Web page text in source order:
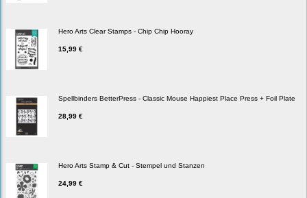
Hero Arts Clear Stamps - Chip Chip Hooray
15,99 €
Spellbinders BetterPress - Classic Mouse Happiest Place Press + Foil Plate
28,99 €
Hero Arts Stamp & Cut - Stempel und Stanzen
24,99 €